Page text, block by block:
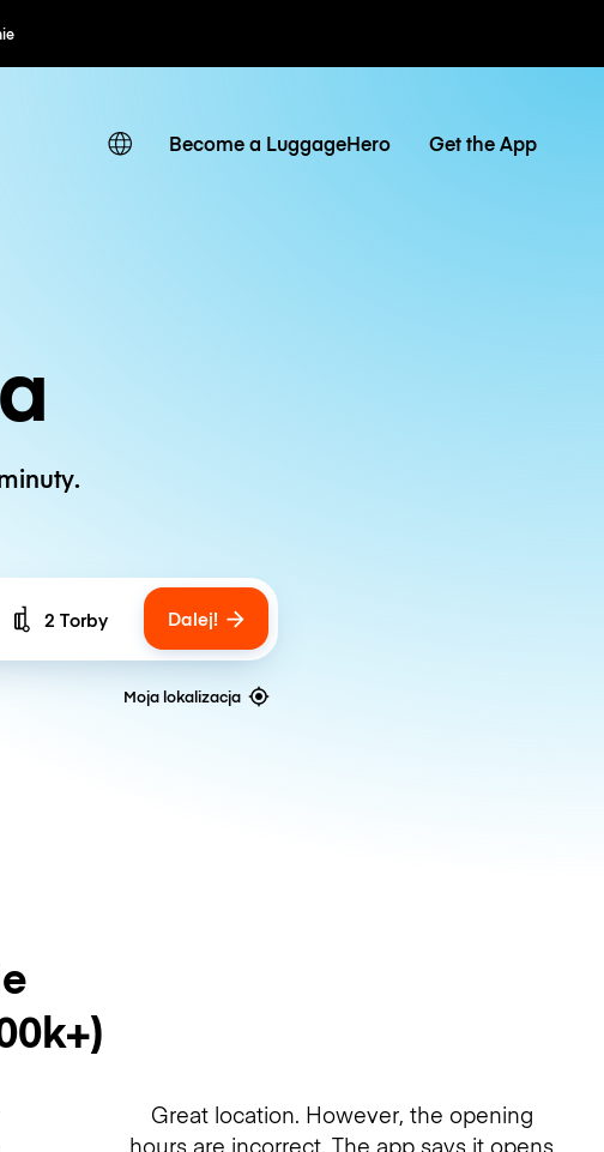
godzinowe / dzienne
Become a LuggageHero Get the App
Number of bags
2 Torby Dalej!
Moja lokalizacja
Great location. However, the opening
hours are incorrect. The app says it opens